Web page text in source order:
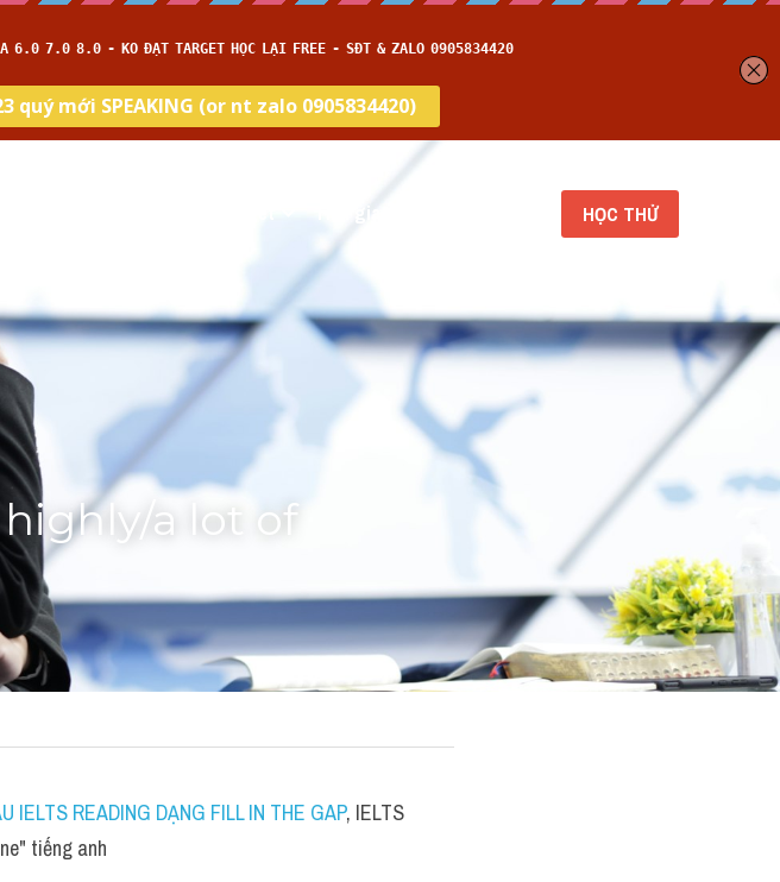
HỌC THỬ
​a lot of
IELTS READING DẠNG FILL IN THE GAP, IELTS
tiếng anh